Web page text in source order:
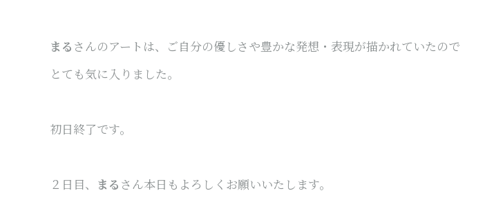
まる さんのアートは、ご自分の優しさや豊かな発想・表現が描かれていたので
とても気に入りました。
初日終了です。
２日目、 まる さん本日もよろしくお願いいたします。